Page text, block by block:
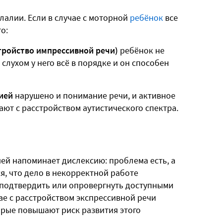
Если в случае с моторной ребёнок все
импрессивной речи) ребёнок не
у него всё в порядке и он способен
нарушено и понимание речи, и активное
с расстройством аутистического спектра.
напоминает дислексию: проблема есть, а
что дело в некорректной работе
или опровергнуть доступными
с расстройством экспрессивной речи
повышают риск развития этого